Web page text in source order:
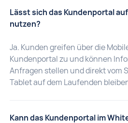
Lässt sich das Kundenportal
nutzen?
Ja. Kunden greifen über die
Kundenportal zu und können
Anfragen stellen und direkt vom
Tablet auf dem Laufenden
Kann das Kundenportal im